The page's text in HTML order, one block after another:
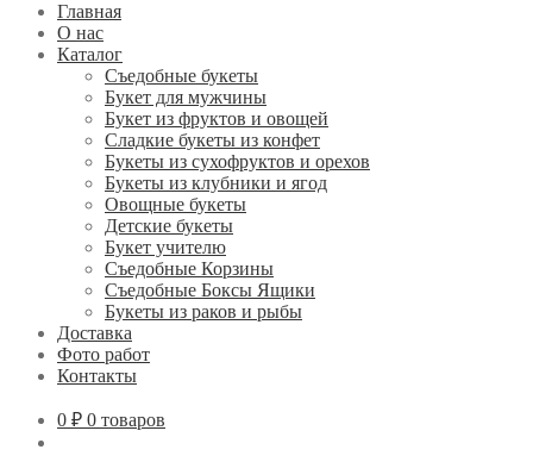
Главная
О нас
Каталог
Съедобные букеты
Букет для мужчины
Букет из фруктов и овощей
Сладкие букеты из конфет
Букеты из сухофруктов и орехов
Букеты из клубники и ягод
Овощные букеты
Детские букеты
Букет учителю
Съедобные Корзины
Съедобные Боксы Ящики
Букеты из раков и рыбы
Доставка
Фото работ
Контакты
0 ₽ 0 товаров